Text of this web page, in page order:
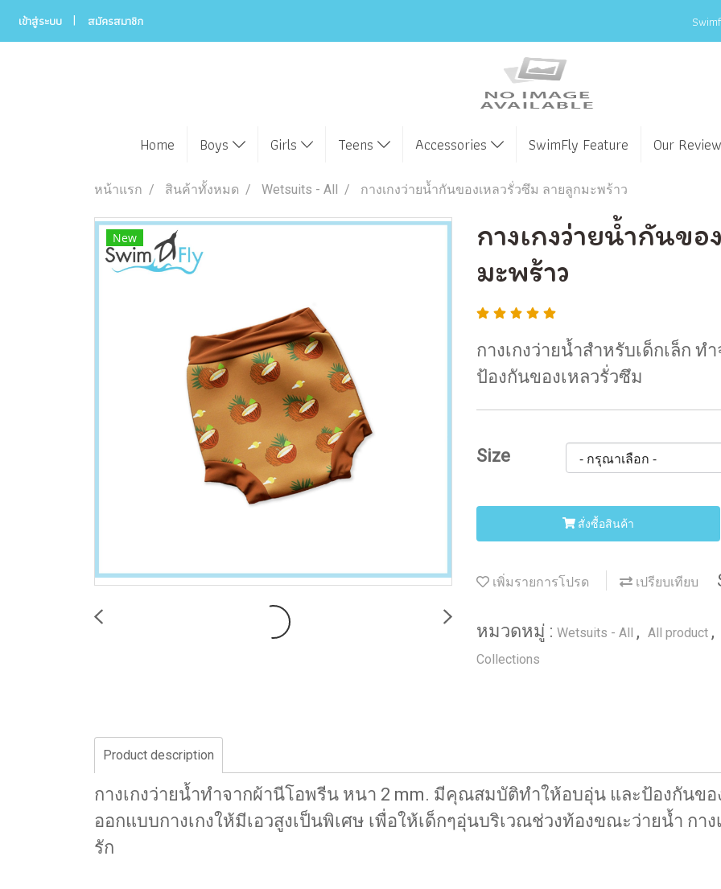
เข้าสู่ระบบ สมัครสมาชิก
Home Boys Girls Teens Accessories SwimFly Feature Our Review
หน้าแรก สินค้าทั้งหมด Wetsuits - All กางเกงว่ายน้ำกันของเหลวรั่วซึม ลายลูกมะพร้าว
New
กางเกงว่ายน้ำกันข
มะพร้าว
กางเกงว่ายน้ำสำหรับเด็กเล็ก
ป้องกันของเหลวรั่วซึม
Size
สั่งซื้อสินค้า
เพิ่มรายการโปรด เปรียบเทียบ
หมวดหมู่ : Wetsuits - All , All product ,
Collections
Product description
กางเกงว่ายน้ำทำจากผ้านีโอพรีน หนา 2 mm. มีคุณสมบัติทำให้อบอุ่น และป้องกันขอ
ออกแบบกางเกงให้มีเอวสูงเป็นพิเศษ เพื่อให้เด็กๆอุ่นบริเวณช่วงท้องขณะว่ายน้ำ กา
รัก